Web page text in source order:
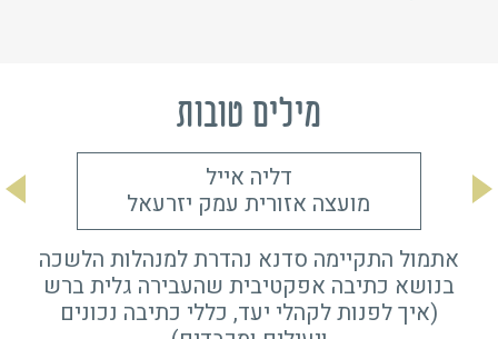
מילים טובות
דליה אייל
מועצה אזורית עמק יזרעאל
אתמול התקיימה סדנא נהדרת למנהלות הלשכה
בנושא כתיבה אפקטיבית שהעבירה גלית ברש
(איך לפנות לקהלי יעד, כללי כתיבה נכונים